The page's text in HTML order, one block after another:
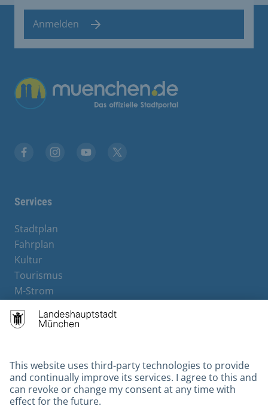
Anmelden
Übergreifende Links
Services
Stadtplan
Fahrplan
Kultur
Tourismus
M-Strom
Hotels
Contact
Barrierefreiheit
Leichte Sprache